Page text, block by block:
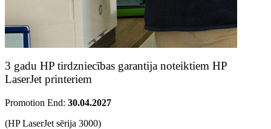
3 gadu HP tirdzniecības garantija noteiktiem HP
LaserJet printeriem
Promotion End: 30.04.2027
(HP LaserJet sērija 3000)